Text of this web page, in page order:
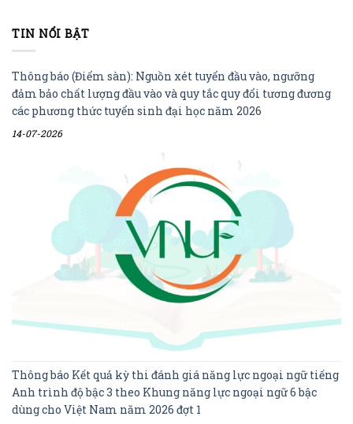
TIN NỔI BẬT
Thông báo (Điểm sàn): Nguồn xét tuyển đầu vào, ngưỡng
đảm bảo chất lượng đầu vào và quy tắc quy đổi tương đương
các phương thức tuyển sinh đại học năm 2026
14-07-2026
Thông báo Kết quả kỳ thi đánh giá năng lực ngoại ngữ tiếng
Anh trình độ bậc 3 theo Khung năng lực ngoại ngữ 6 bậc
dùng cho Việt Nam năm 2026 đợt 1